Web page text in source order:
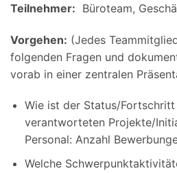
Teilnehmer: Büroteam,
Vorgehen: (Jedes
folgenden Fragen und
vorab in einer zentralen
Wie ist der Status/
verantworteten Projekte/
Personal: Anzahl
Welche